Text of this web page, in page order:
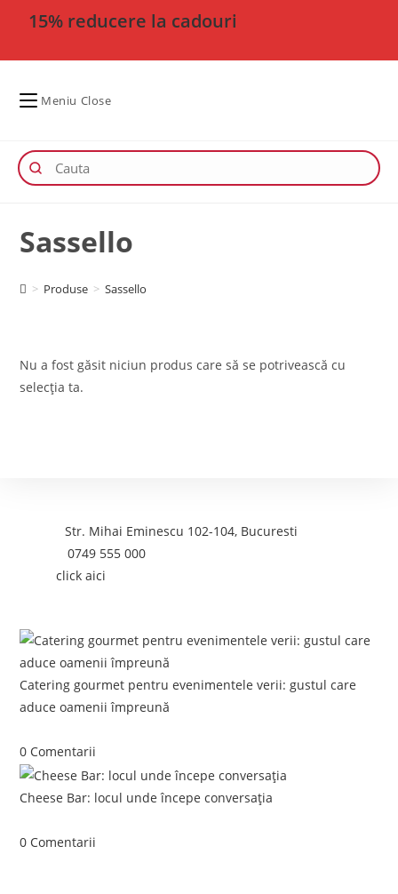
15% reducere la cadouri
Meniu Close
Sassello
> Produse > Sassello
Nu a fost găsit niciun produs care să se potrivească cu
selecția ta.
Adresa:Str. Mihai Eminescu 102-104, Bucuresti
Telefon:0749 555 000
Email:click aici
Catering gourmet pentru evenimentele verii: gustul care
aduce oamenii împreună
0 Comentarii
Cheese Bar: locul unde începe conversația
0 Comentarii